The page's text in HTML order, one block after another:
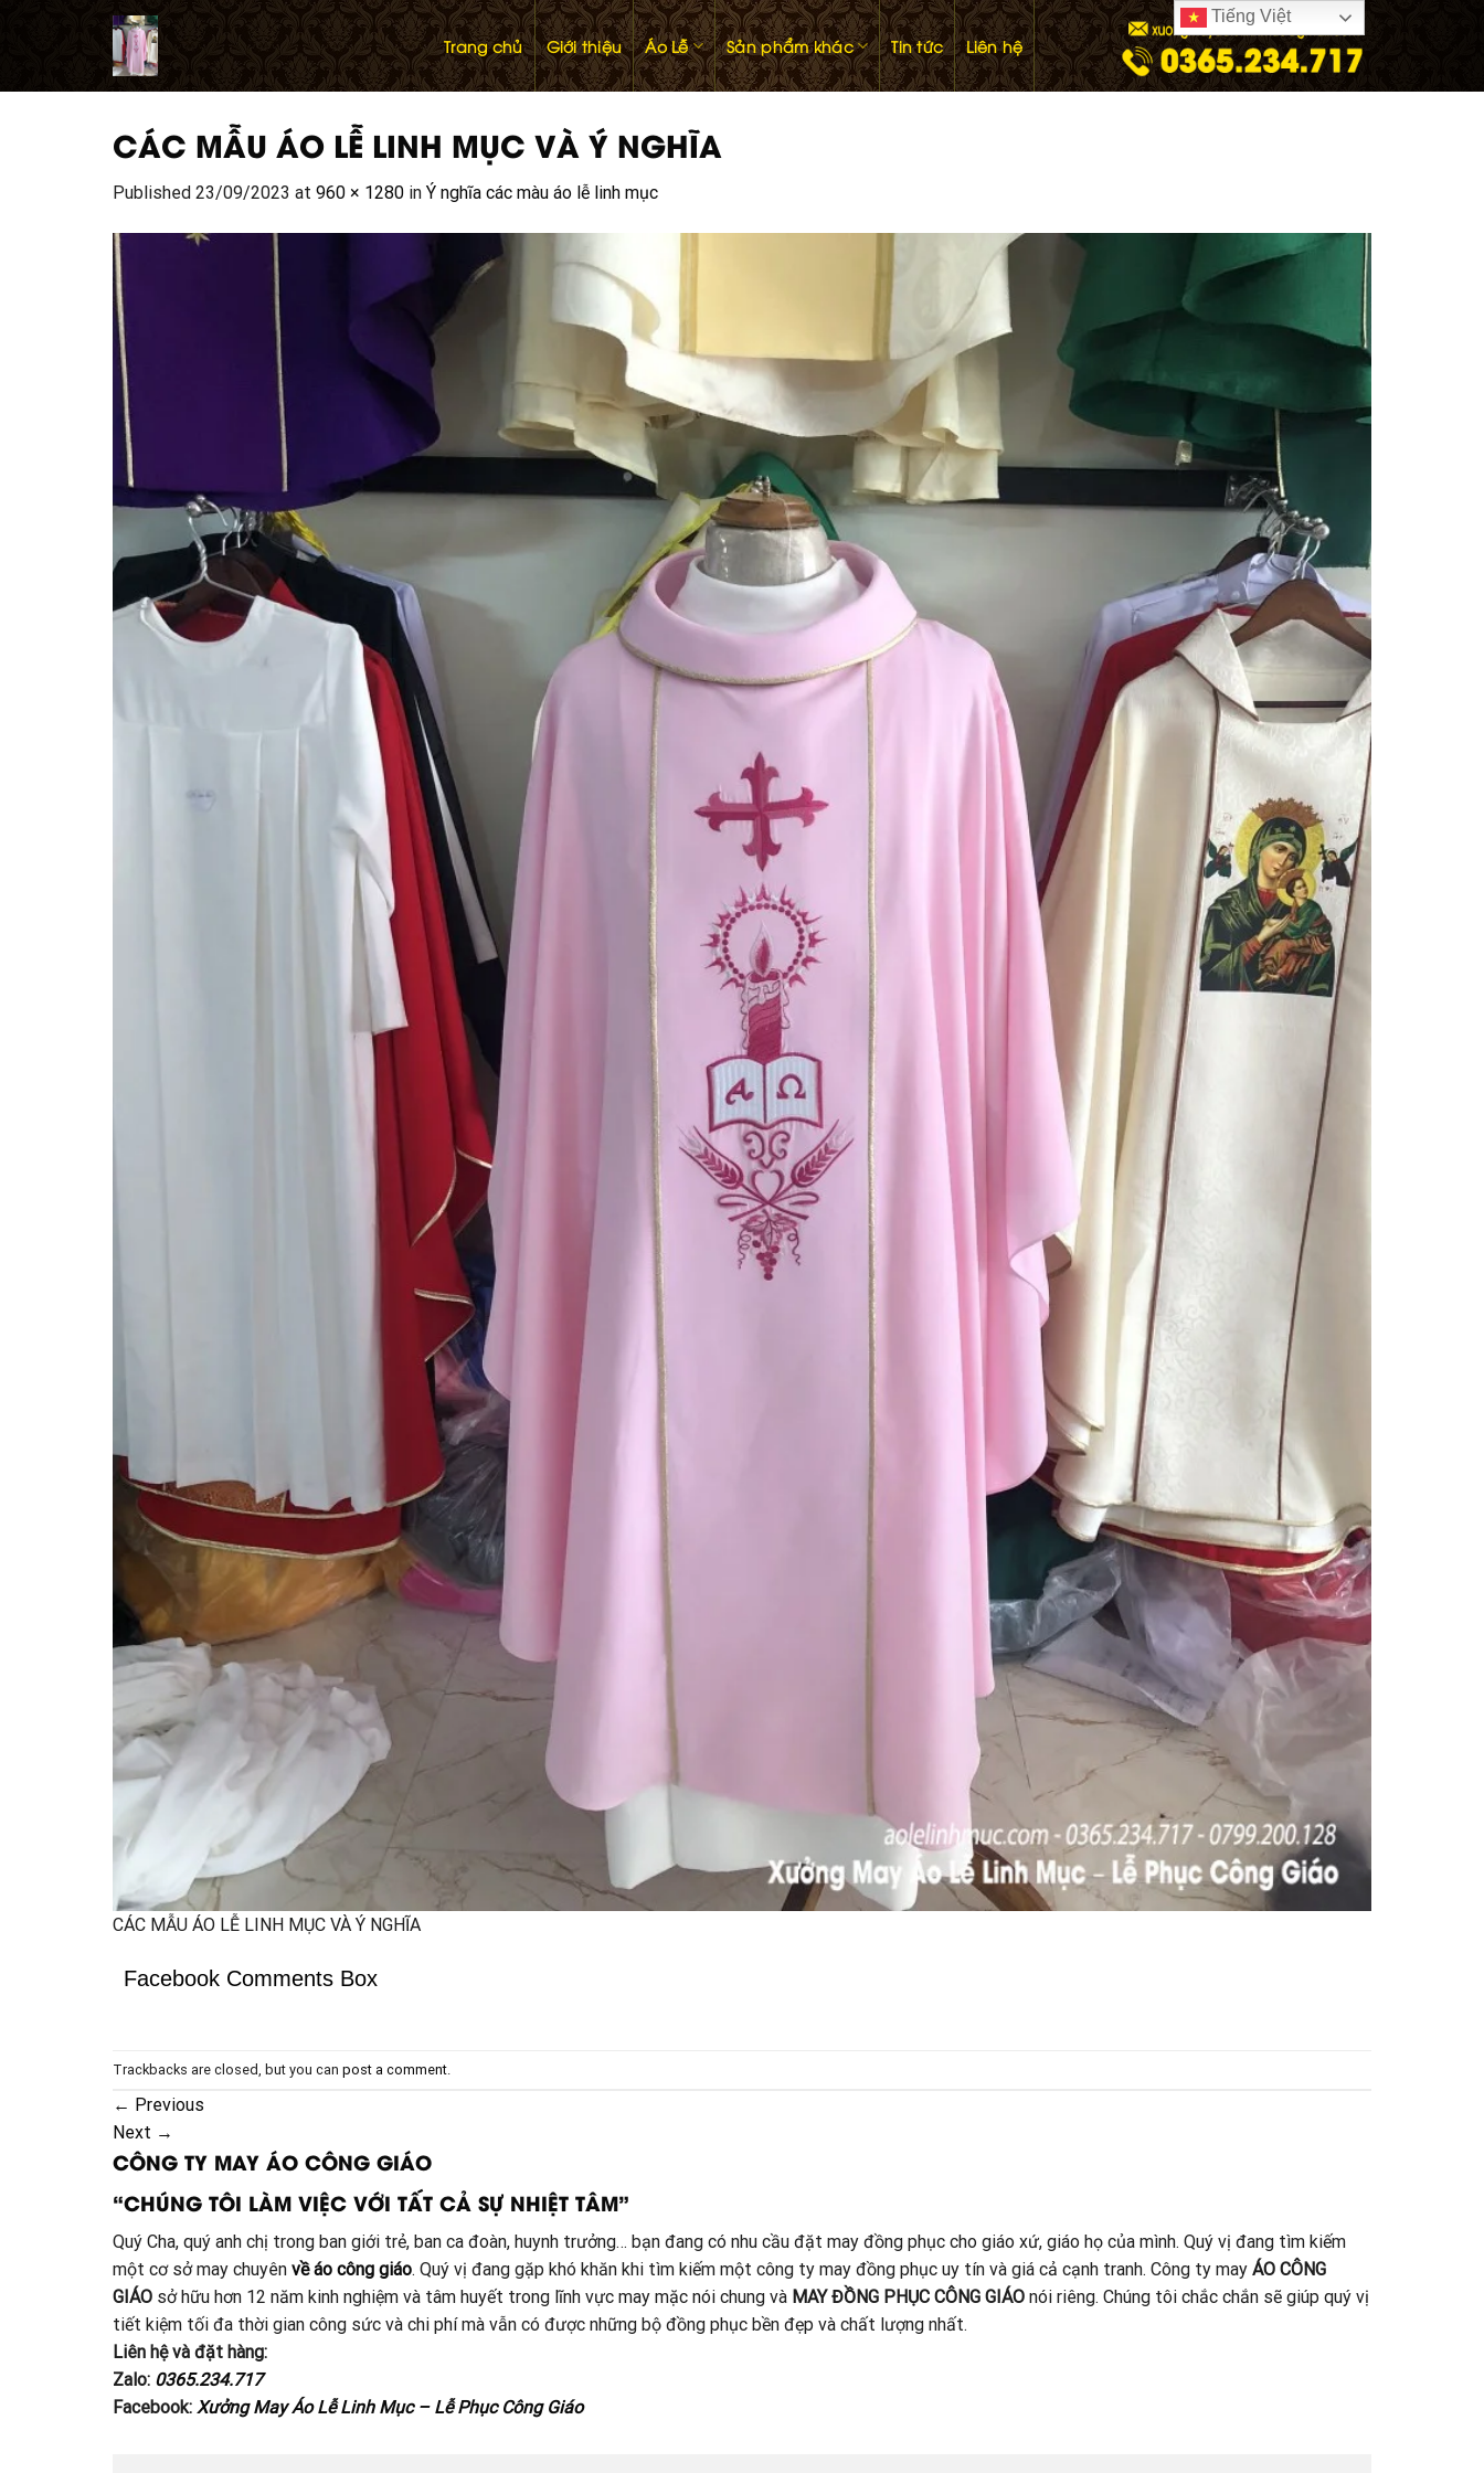
Trang chủ Giới thiệu Áo Lễ Sản phẩm khác Tin tức Liên hệ
CÁC MẪU ÁO LỄ LINH MỤC VÀ Ý NGHĨA
Published 23/09/2023 at 960 × 1280 in Ý nghĩa các màu áo lễ linh mục
CÁC MẪU ÁO LỄ LINH MỤC VÀ Ý NGHĨA
Facebook Comments Box
Trackbacks are closed, but you can post a comment
← Previous
Next →
CÔNG TY MAY ÁO CÔNG GIÁO
“CHÚNG TÔI LÀM VIỆC VỚI TẤT CẢ SỰ NHIỆT TÂM”
Quý Cha, quý anh chị trong ban giới trẻ, ban ca đoàn, huynh trưởng… bạn đang có nhu cầu đặt may đồng phục cho giáo xứ, giáo họ của mình. Quý vị đang tìm kiếm
một cơ sở may chuyên về áo công giáo. Quý vị đang gặp khó khăn khi tìm kiếm một công ty may đồng phục uy tín và giá cả cạnh tranh. Công ty may ÁO CÔNG
GIÁO sở hữu hơn 12 năm kinh nghiệm và tâm huyết trong lĩnh vực may mặc nói chung và MAY ĐỒNG PHỤC CÔNG GIÁO nói riêng. Chúng tôi chắc chắn sẽ giúp quý vị
tiết kiệm tối đa thời gian công sức và chi phí mà vẫn có được những bộ đồng phục bền đẹp và chất lượng nhất.
Liên hệ và đặt hàng:
Zalo: 0365.234.717
Facebook: Xưởng May Áo Lễ Linh Mục – Lễ Phục Công Giáo
Tiếng Việt